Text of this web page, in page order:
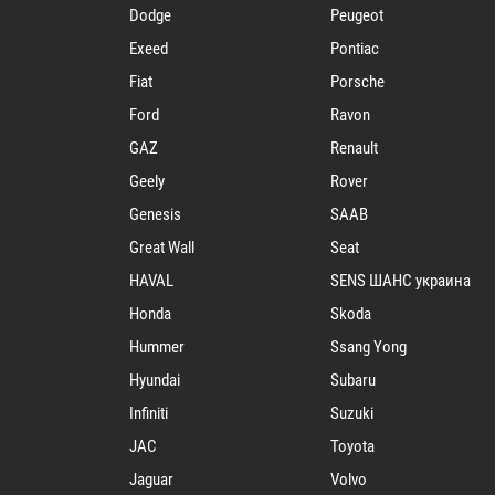
Dodge
Exeed
Fiat
Ford
GAZ
Geely
Genesis
Great Wall
HAVAL
Honda
Hummer
Hyundai
Infiniti
JAC
Jaguar
Peugeot
Pontiac
Porsche
Ravon
Renault
Rover
SAAB
Seat
SENS ШАНС украина
Skoda
Ssang Yong
Subaru
Suzuki
Toyota
Volvo